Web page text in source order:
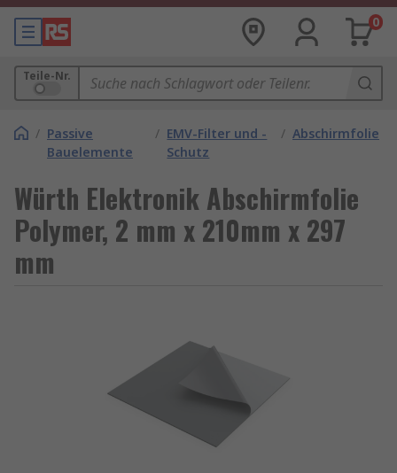
0
Teile-Nr.
/ Passive
Bauelemente
/ EMV-Filter und -
Schutz
/ Abschirmfolie
Würth Elektronik Abschirmfolie
Polymer, 2 mm x 210mm x 297
mm